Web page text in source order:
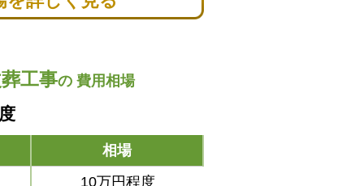
工事の 費用相場
相場
10万円程度